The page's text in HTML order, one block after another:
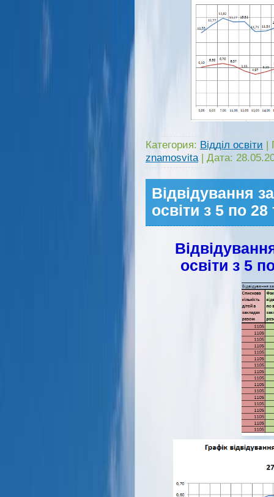
Категория: Відділ освіти |
znamosvita | Дата:
Відвідування
освіти з 5 по
освіти з 5